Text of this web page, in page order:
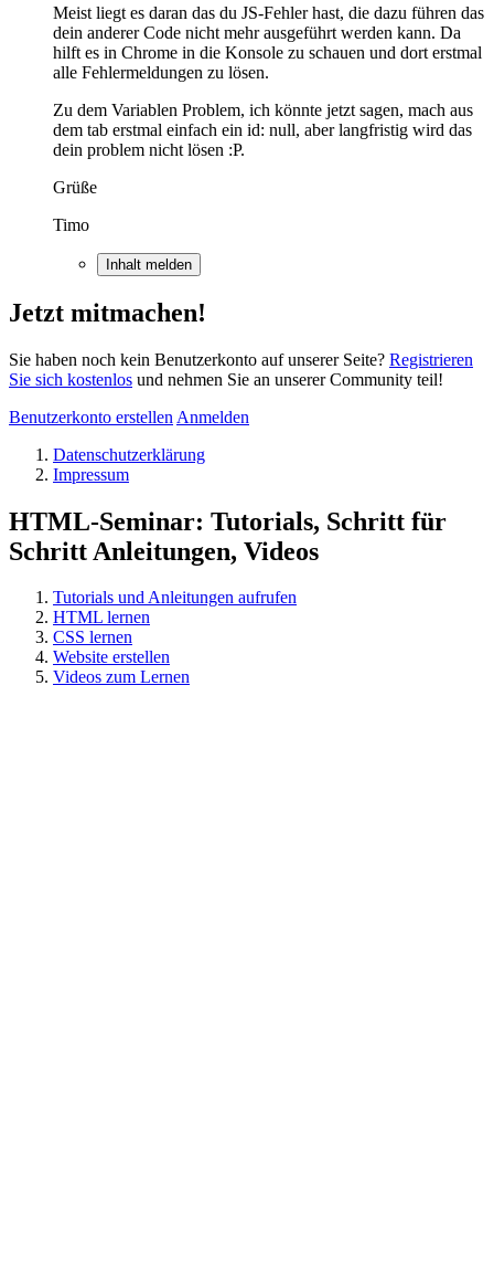
Meist liegt es daran das du JS-Fehler hast, die dazu führen das
dein anderer Code nicht mehr ausgeführt werden kann. Da
hilft es in Chrome in die Konsole zu schauen und dort erstmal
alle Fehlermeldungen zu lösen.
Zu dem Variablen Problem, ich könnte jetzt sagen, mach aus
dem tab erstmal einfach ein id: null, aber langfristig wird das
dein problem nicht lösen :P.
Grüße
Timo
Inhalt melden
Jetzt mitmachen!
Sie haben noch kein Benutzerkonto auf unserer Seite? Registrieren
Sie sich kostenlos und nehmen Sie an unserer Community teil!
Benutzerkonto erstellen Anmelden
Datenschutzerklärung
Impressum
HTML-Seminar: Tutorials, Schritt für
Schritt Anleitungen, Videos
Tutorials und Anleitungen aufrufen
HTML lernen
CSS lernen
Website erstellen
Videos zum Lernen